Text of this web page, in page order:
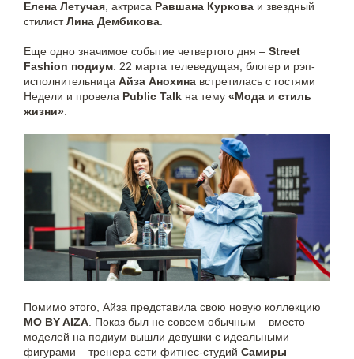
Елена Летучая, актриса Равшана Куркова и звездный
стилистЛина Дембикова.
Еще одно значимое событие четвертого дня – Street
Fashion подиум. 22 марта телеведущая, блогер и рэп-
исполнительница Айза Анохина встретилась с гостями
Недели и провела Public Talk на тему «Мода и стиль
жизни».
Помимо этого, Айза представила свою новую коллекцию
MO BY AIZA . Показ был не совсем обычным – вместо
моделей на подиум вышли девушки с идеальными
фигурами – тренера сети фитнес-студий Самиры